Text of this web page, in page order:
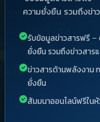
1031/13 ชั้นที่ 3 ถนน
กรุงเทพมหานคร
🌐 Language / ภาษา / 言語
ความยั่งยืน รวมถึงข่า
รับข้อมูลข่าวสารฟรี –
ยั่งยืน รวมถึงข่าวสาร
ข่าวสารด้านพลังงาน
ยั่งยืน
สัมมนาออนไลน์ฟรีใน